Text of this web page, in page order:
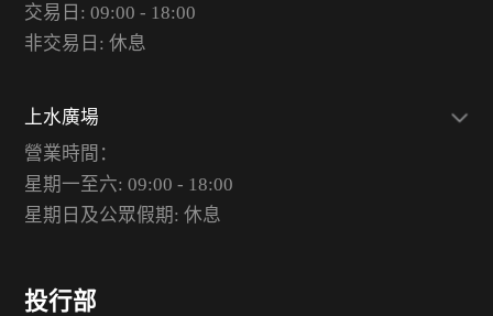
交易日: 09:00 - 18:00
非交易日: 休息
上水廣場
營業時間：
星期一至六: 09:00 - 18:00
星期日及公眾假期: 休息
投行部